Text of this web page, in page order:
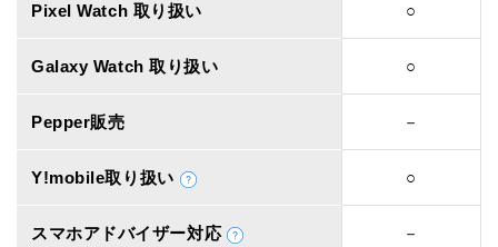
Pixel Watch 取り扱い ○
Galaxy Watch 取り扱い ○
Pepper販売 －
Y!mobile取り扱い ○
スマホアドバイザー対応 －